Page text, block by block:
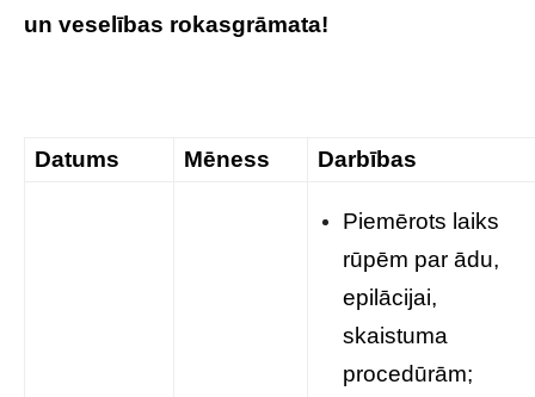
un veselības rokasgrāmata!
Datums Mēness Darbības
Piemērots laiks
rūpēm par ādu,
epilācijai,
skaistuma
procedūrām;